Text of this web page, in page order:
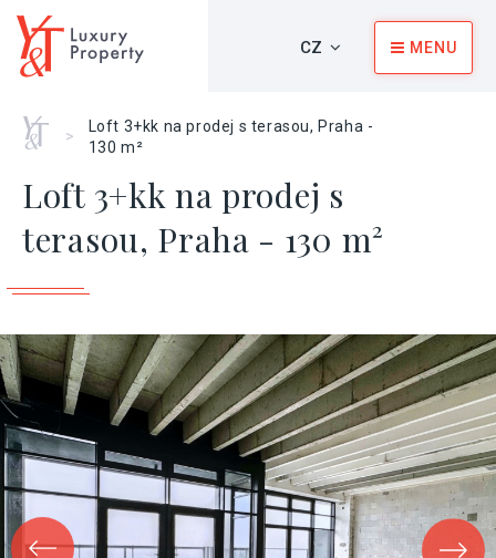
CZ MENU
Home
>
Loft 3+kk na prodej s terasou, Praha -
130 m²
Loft 3+kk na prodej s
terasou, Praha - 130 m²